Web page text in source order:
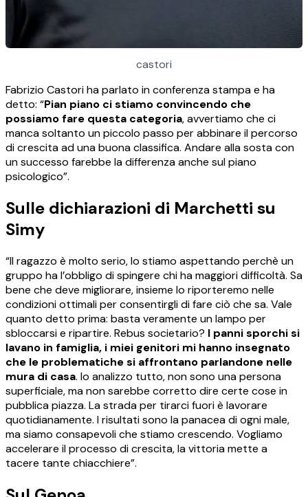
castori
Fabrizio Castori ha parlato in conferenza stampa e ha
detto: “Pian piano ci stiamo convincendo che
possiamo fare questa categoria, avvertiamo che ci
manca soltanto un piccolo passo per abbinare il percorso
di crescita ad una buona classifica. Andare alla sosta con
un successo farebbe la differenza anche sul piano
psicologico”.
Sulle dichiarazioni di Marchetti su
Simy
“Il ragazzo è molto serio, lo stiamo aspettando perchè un
gruppo ha l’obbligo di spingere chi ha maggiori difficoltà. Sa
bene che deve migliorare, insieme lo riporteremo nelle
condizioni ottimali per consentirgli di fare ciò che sa. Vale
quanto detto prima: basta veramente un lampo per
sbloccarsi e ripartire. Rebus societario? I panni sporchi si
lavano in famiglia, i miei genitori mi hanno insegnato
che le problematiche si affrontano parlandone nelle
mura di casa. Io analizzo tutto, non sono una persona
superficiale, ma non sarebbe corretto dire certe cose in
pubblica piazza. La strada per tirarci fuori è lavorare
quotidianamente. I risultati sono la panacea di ogni male,
ma siamo consapevoli che stiamo crescendo. Vogliamo
accelerare il processo di crescita, la vittoria mette a
tacere tante chiacchiere”.